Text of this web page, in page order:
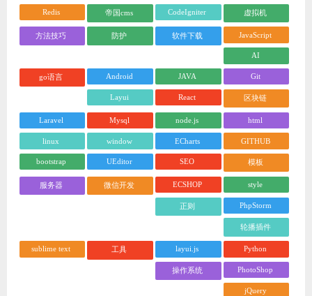
Redis 帝国cms CodeIgniter 虚拟机
方法技巧 防护 软件下载 JavaScript
AI
go语言 Android JAVA Git
Layui React 区块链
Laravel Mysql node.js html
linux window ECharts GITHUB
bootstrap UEditor SEO 模板
服务器 微信开发 ECSHOP style
正则 PhpStorm
轮播插件
sublime text 工具 layui.js Python
操作系统 PhotoShop
jQuery